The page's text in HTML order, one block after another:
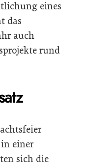
eines
das
auch
rund
in einer
sich die